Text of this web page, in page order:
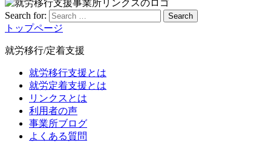
Search for: Search
トップページ
就労移行/定着支援
就労移行支援とは
就労定着支援とは
リンクスとは
利用者の声
事業所ブログ
よくある質問